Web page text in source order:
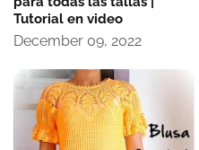
Tutorial en video
December 09, 2022